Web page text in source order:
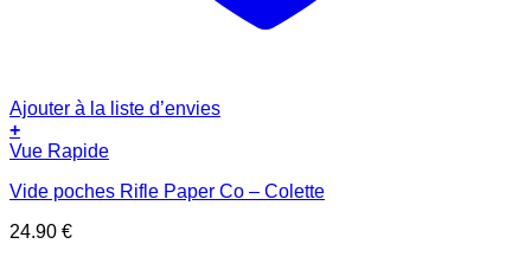
Ajouter à la liste d’envies
+
Vue Rapide
Vide poches Rifle Paper Co – Colette
24.90 €